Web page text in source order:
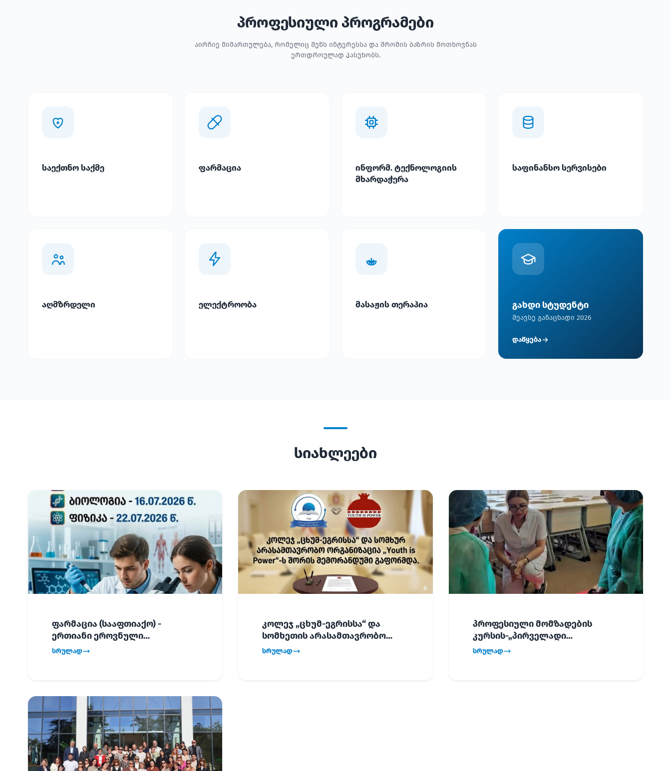
პროფესიული პროგრამები
აირჩიე მიმართულება, რომელიც შენს ინტერესსა და შრომის ბაზრის მოთხოვნას
ერთდროულად პასუხობს.
საექთნო საქმე ფარმაცია
ინფორმ. ტექნოლოგიის
მხარდაჭერა
საფინანსო სერვისები
აღმზრდელი ელექტროობა მასაჟის თერაპია გახდი სტუდენტი
შეავსე განაცხადი 2026
დაწყება
სიახლეები
ფარმაცია (სააფთიაქო) -
ერთიანი ეროვნული
გამოცდების განრიგი!
სრულად
კოლეჯ „ცხუმ-ეგრისსა“ და
სომხეთის არასამთავრობო
ორგანიზაცია „Youth is Power“-ს
სრულად
პროფესიული მომზადების
კურსის-„პირველადი
გადაუდებელი დახმარება“,
სრულად